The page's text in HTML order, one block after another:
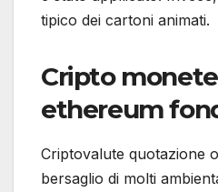
tipico dei cartoni animati.
Cripto
ethereum
Criptovalute quotazione
bersaglio di molti